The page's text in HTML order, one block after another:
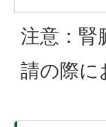
注意：腎
請の際に